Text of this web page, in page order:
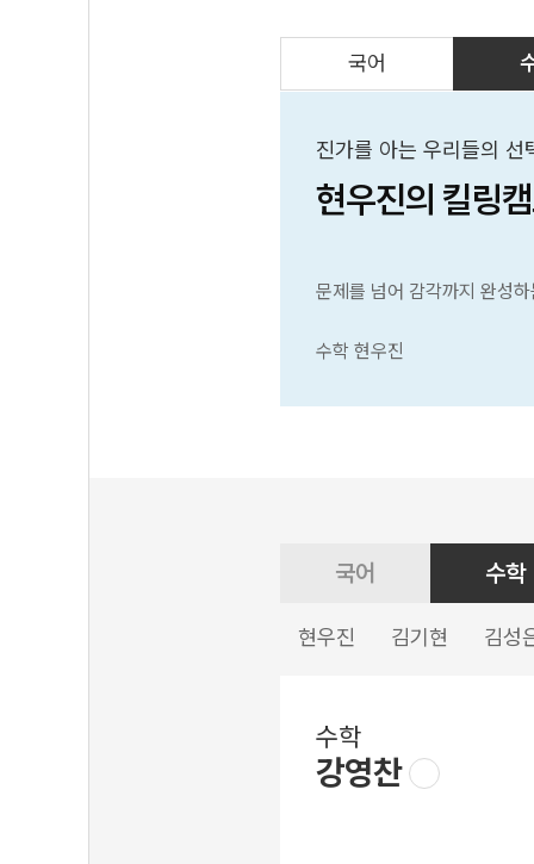
국어
진가를 아는 우리들의 선
현우진의 킬링
문제를 넘어 감각까지 완성
수학 현우진
국어 수학
현우진 김기현 김성
수학
강영찬